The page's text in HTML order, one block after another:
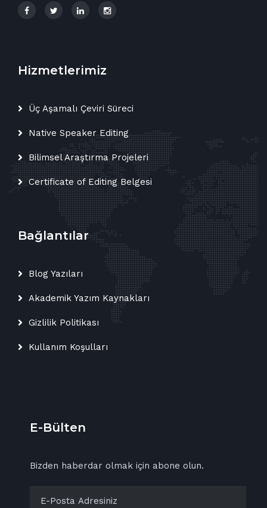
Hizmetlerimiz
Üç Aşamalı Çeviri Süreci
Native Speaker Editing
Bilimsel Araştırma Projeleri
Certificate of Editing Belgesi
Bağlantılar
Blog Yazıları
Akademik Yazım Kaynakları
Gizlilik Politikası
Kullanım Koşulları
E-Bülten
Bizden haberdar olmak için abone olun.